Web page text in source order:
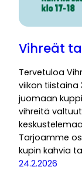
Vihreät
Tervetuloa
viikon tiistaina
juomaan
vihreitä
Tarjoamme
kupin kahvia
24.2.2026